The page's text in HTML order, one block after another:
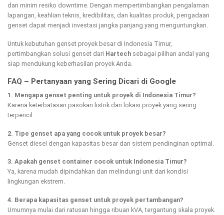
dan minim resiko downtime. Dengan mempertimbangkan pengalaman
lapangan, keahlian teknis, kredibilitas, dan kualitas produk, pengadaan
genset dapat menjadi investasi jangka panjang yang menguntungkan.
Untuk kebutuhan genset proyek besar di Indonesia Timur,
pertimbangkan solusi genset dari Hartech sebagai pilihan andal yang
siap mendukung keberhasilan proyek Anda.
FAQ – Pertanyaan yang Sering Dicari di Google
1. Mengapa genset penting untuk proyek di Indonesia Timur?
Karena keterbatasan pasokan listrik dan lokasi proyek yang sering
terpencil.
2. Tipe genset apa yang cocok untuk proyek besar?
Genset diesel dengan kapasitas besar dan sistem pendinginan optimal.
3. Apakah genset container cocok untuk Indonesia Timur?
Ya, karena mudah dipindahkan dan melindungi unit dari kondisi
lingkungan ekstrem.
4. Berapa kapasitas genset untuk proyek pertambangan?
Umumnya mulai dari ratusan hingga ribuan kVA, tergantung skala proyek.